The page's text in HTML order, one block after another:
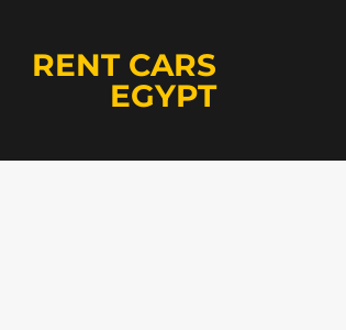
RENT CARS
EGYPT